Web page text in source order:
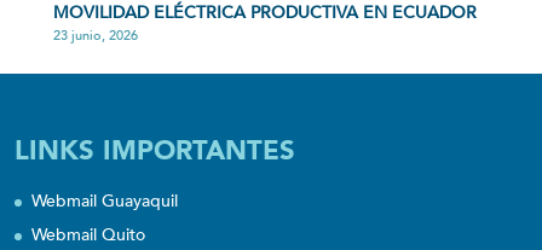
MOVILIDAD ELÉCTRICA PRODUCTIVA EN ECUADOR
23 junio, 2026
LINKS IMPORTANTES
Webmail Guayaquil
Webmail Quito